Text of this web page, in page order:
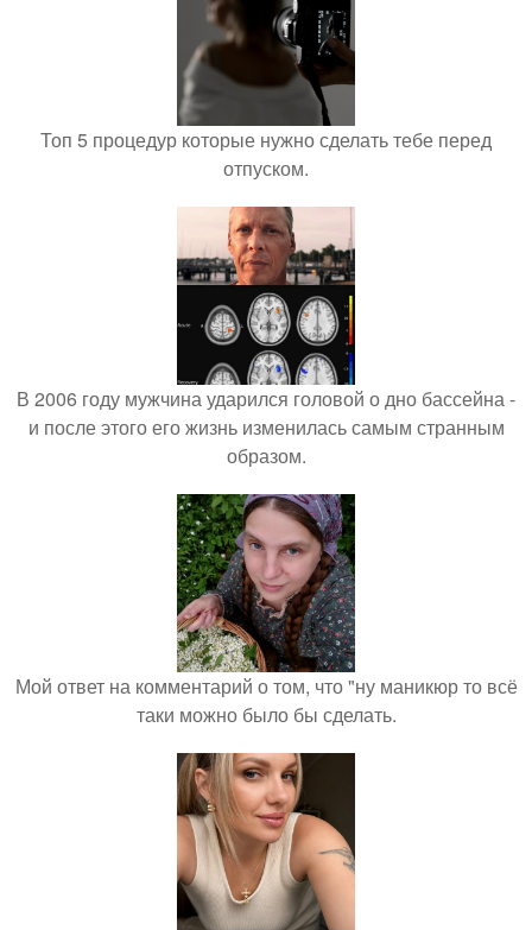
Топ 5 процедур которые нужно сделать тебе перед
отпуском.
В 2006 году мужчина ударился головой о дно бассейна -
и после этого его жизнь изменилась самым странным
образом.
Мой ответ на комментарий о том, что "ну маникюр то всё
таки можно было бы сделать.